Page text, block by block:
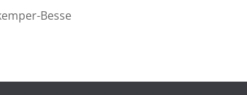
Besse